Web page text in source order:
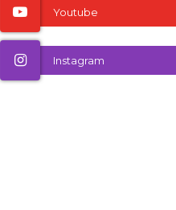
Youtube
Instagram